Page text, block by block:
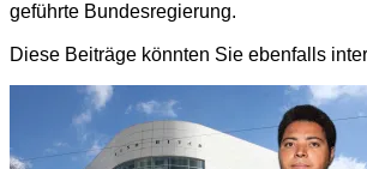
geführte Bundesregierung.
Diese Beiträge könnten Sie ebenfalls